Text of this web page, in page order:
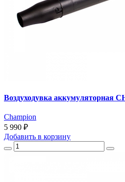
Воздуходувка аккумуляторная
Champion
5 990 ₽
Добавить в корзину